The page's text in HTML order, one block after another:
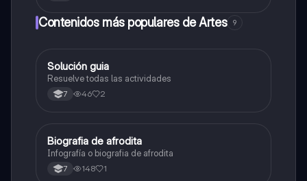
Contenidos más populares de Artes 9
Artes
Solución guia
Resuelve todas las actividades
7 46 2
Artes
Biografia de afrodita
Infografía o biografia de afrodita
7 148 1